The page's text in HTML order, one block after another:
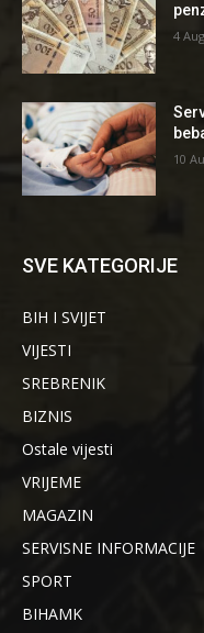
4
10
SVE KATEGORIJE
BIH I SVIJET
VIJESTI
SREBRENIK
BIZNIS
Ostale vijesti
VRIJEME
MAGAZIN
SERVISNE INFORMACIJE
SPORT
BIHAMK